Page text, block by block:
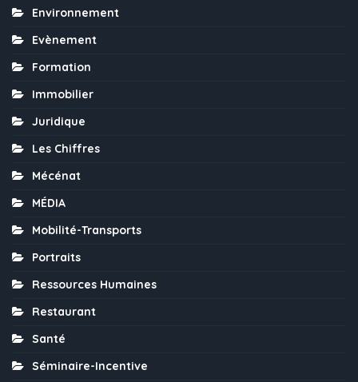
Environnement
Evènement
Formation
Immobilier
Juridique
Les Chiffres
Mécénat
MÉDIA
Mobilité-Transports
Portraits
Ressources Humaines
Restaurant
Santé
Séminaire-Incentive